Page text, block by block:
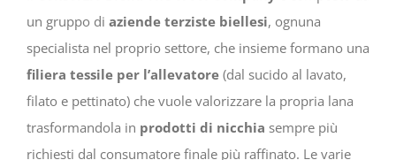
un gruppo di aziende terziste biellesi, ognuna
specialista nel proprio settore, che insieme formano una
filiera tessile per l’allevatore (dal sucido al lavato,
filato e pettinato) che vuole valorizzare la propria lana
trasformandola in prodotti di nicchia sempre più
richiesti dal consumatore finale più raffinato. Le varie